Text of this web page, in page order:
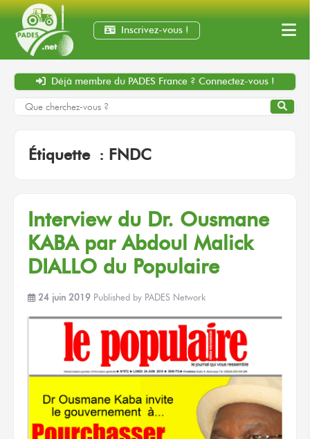
Inscrivez-vous !
Déjà membre du PADES France ? Connectez-vous !
Étiquette : FNDC
Interview du Dr. Ousmane
KABA par Abdoul Malick
DIALLO du Populaire
24 juin 2019 Published by PADES Network